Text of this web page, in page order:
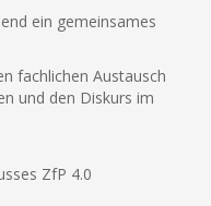
ein gemeinsames
fachlichen Austausch
und den Diskurs im
ZfP 4.0